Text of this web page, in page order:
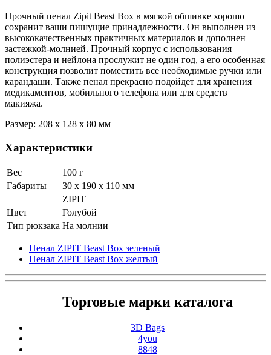
Прочный пенал Zipit Beast Box в мягкой обшивке хорошо
сохранит ваши пишущие принадлежности. Он выполнен из
высококачественных практичных материалов и дополнен
застежкой-молнией. Прочный корпус с использования
полиэстера и нейлона прослужит не один год, а его особенная
конструкция позволит поместить все необходимые ручки или
карандаши. Также пенал прекрасно подойдет для хранения
медикаментов, мобильного телефона или для средств
макияжа.
Размер: 208 х 128 х 80 мм
Характеристики
Вес
100 г
Габариты
30 x 190 x 110 мм
ZIPIT
Цвет
Голубой
Тип рюкзака На молнии
Пенал ZIPIT Beast Box зеленый
Пенал ZIPIT Beast Box желтый
Торговые марки каталога
3D Bags
4you
8848